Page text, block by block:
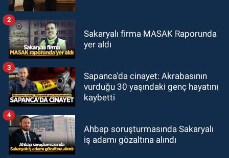
Sakaryalı firma MASAK Raporunda
yer aldı
2
Sapanca'da cinayet: Akrabasının
vurduğu 30 yaşındaki genç hayatını
kaybetti
3
Ahbap soruşturmasında Sakaryalı
iş adamı gözaltına alındı
4